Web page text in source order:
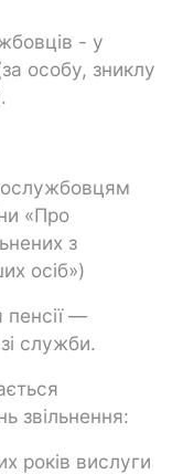
- у
особу, зниклу
«Про
з
осіб»)
—
служби.
звільнення:
років вислуги